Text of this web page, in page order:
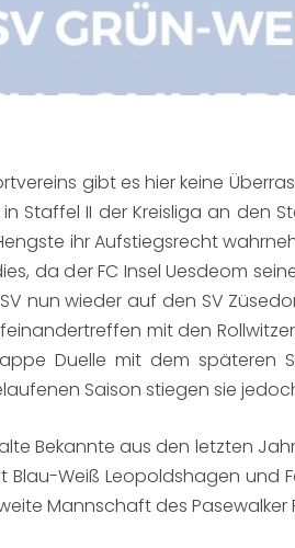
gibt es hier keine
Staffel II der Kreisliga an den
ihr Aufstiegsrecht
da der FC Insel Uesdeom
nun wieder auf den SV
mit den
Duelle mit dem
Saison stiegen sie
Bekannte aus den letzten
Weiß Leopoldshagen und
Mannschaft des